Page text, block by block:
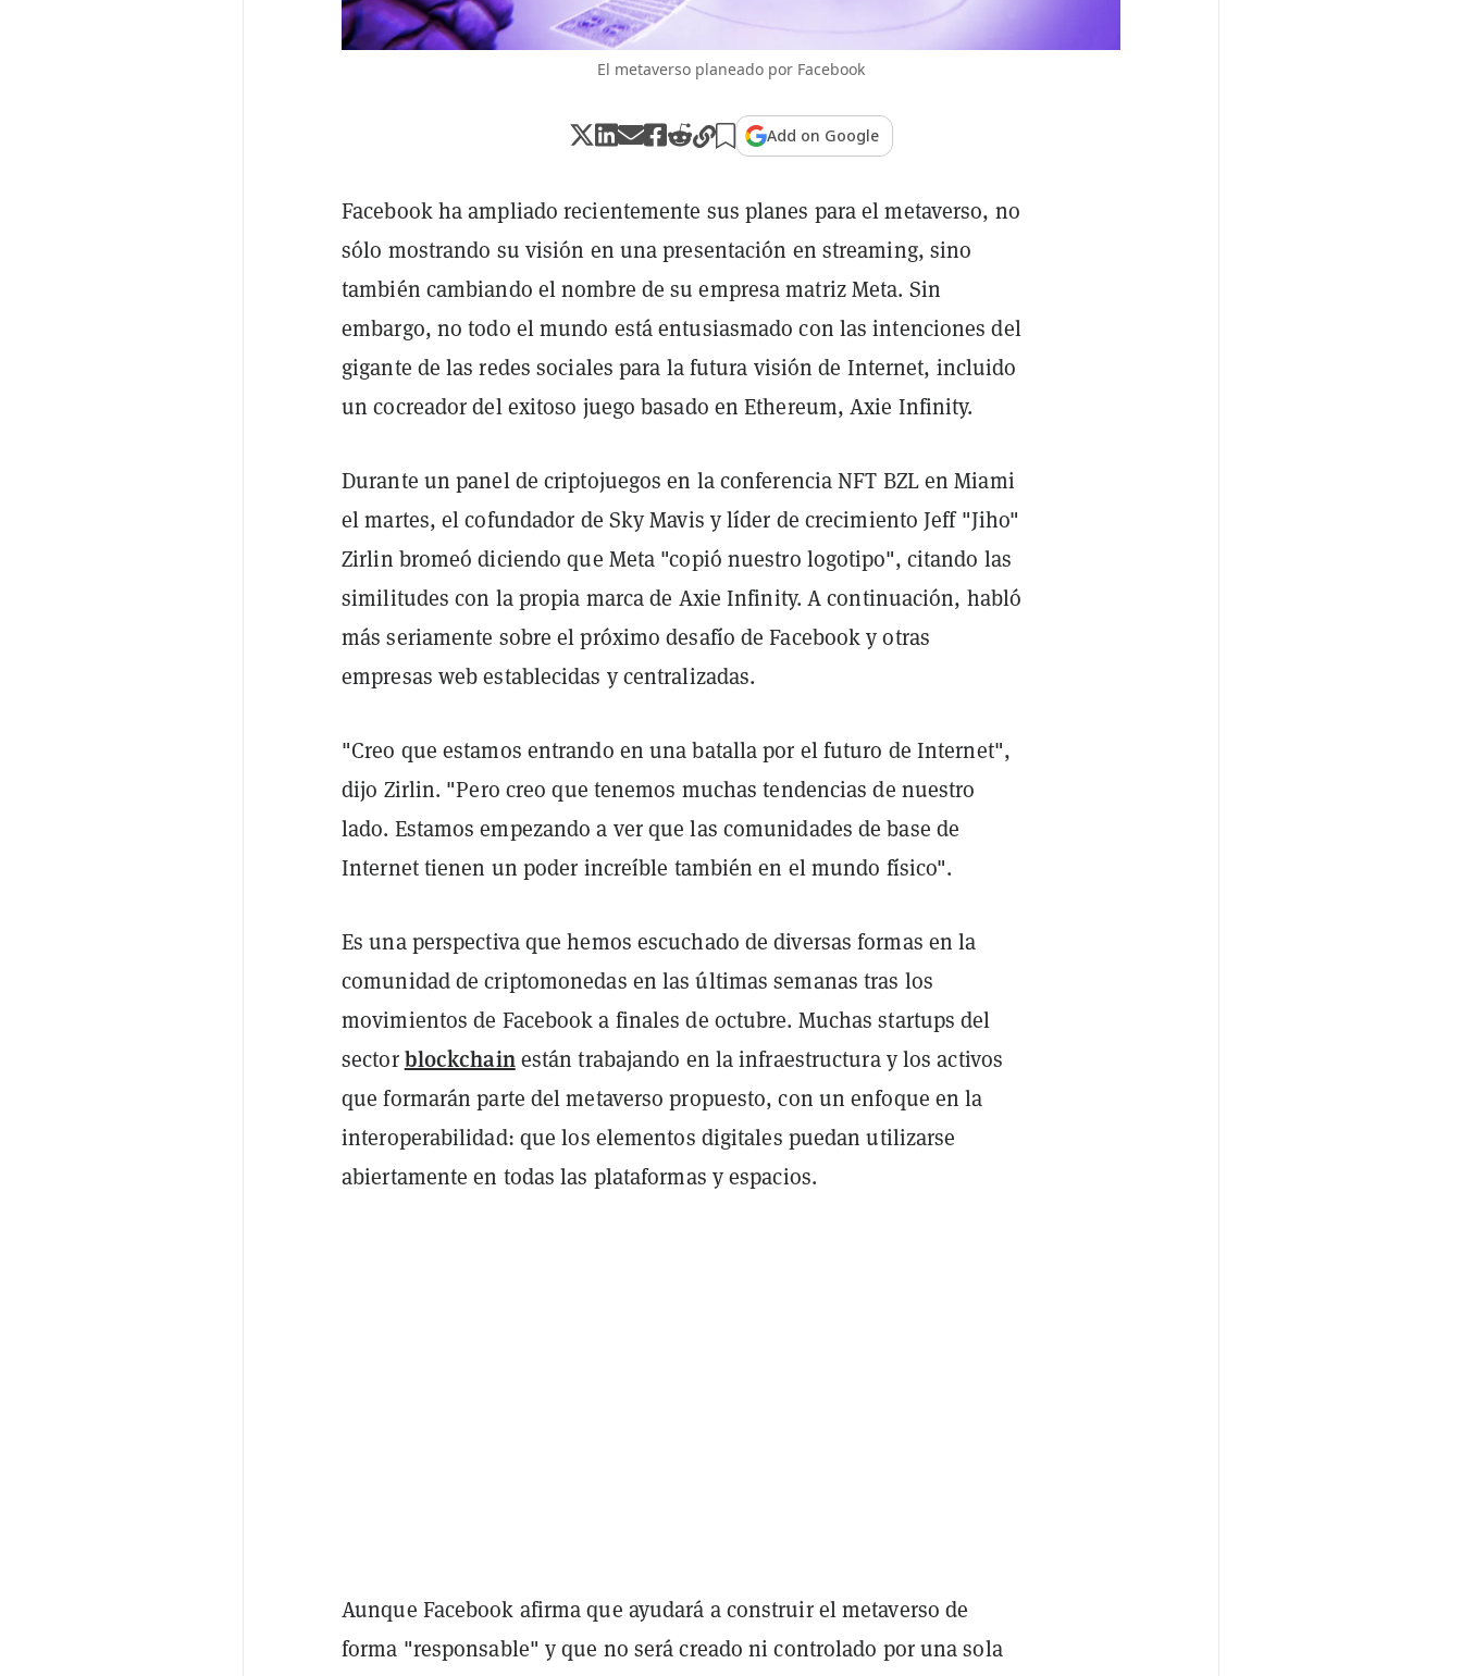
El metaverso planeado por Facebook
Add on Google
Facebook ha ampliado recientemente sus planes para el metaverso, no
sólo mostrando su visión en una presentación en streaming, sino
también cambiando el nombre de su empresa matriz Meta. Sin
embargo, no todo el mundo está entusiasmado con las intenciones del
gigante de las redes sociales para la futura visión de Internet, incluido
un cocreador del exitoso juego basado en Ethereum, Axie Infinity.
Durante un panel de criptojuegos en la conferencia NFT BZL en Miami
el martes, el cofundador de Sky Mavis y líder de crecimiento Jeff "Jiho"
Zirlin bromeó diciendo que Meta "copió nuestro logotipo", citando las
similitudes con la propia marca de Axie Infinity. A continuación, habló
más seriamente sobre el próximo desafío de Facebook y otras
empresas web establecidas y centralizadas.
"Creo que estamos entrando en una batalla por el futuro de Internet",
dijo Zirlin. "Pero creo que tenemos muchas tendencias de nuestro
lado. Estamos empezando a ver que las comunidades de base de
Internet tienen un poder increíble también en el mundo físico".
Es una perspectiva que hemos escuchado de diversas formas en la
comunidad de criptomonedas en las últimas semanas tras los
movimientos de Facebook a finales de octubre. Muchas startups del
sectorblockchainestán trabajando en la infraestructura y los activos
que formarán parte del metaverso propuesto, con un enfoque en la
interoperabilidad: que los elementos digitales puedan utilizarse
abiertamente en todas las plataformas y espacios.
Aunque Facebook afirma que ayudará a construir el metaverso de
forma "responsable" y que no será creado ni controlado por una sola